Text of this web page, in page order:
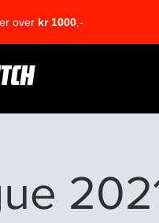
over kr 1000 ,-